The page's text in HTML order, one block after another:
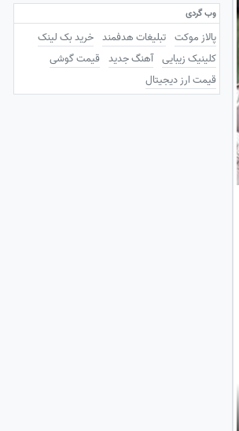
وب گردی
پالاز موکت تبلیغات هدفمند خرید بک لینک
کلینیک زیبایی آهنگ جدید قیمت گوشی
قیمت ارز دیجیتال